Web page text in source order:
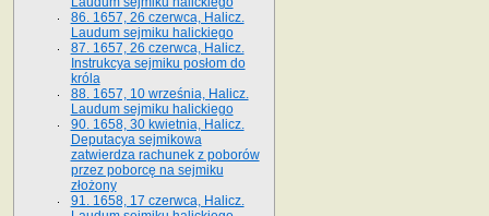
86. 1657, 26 czerwca, Halicz.
Laudum sejmiku halickiego
87. 1657, 26 czerwca, Halicz.
Instrukcya sejmiku posłom do
króla
88. 1657, 10 września, Halicz.
Laudum sejmiku halickiego
90. 1658, 30 kwietnia, Halicz.
Deputacya sejmikowa
zatwierdza rachunek z poborów
przez poborcę na sejmiku
złożony
91. 1658, 17 czerwca, Halicz.